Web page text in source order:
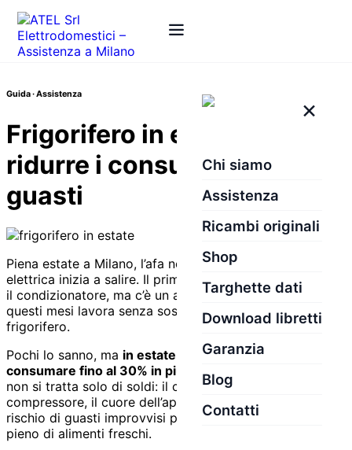
×
Chi siamo
Assistenza
Ricambi originali
Shop
Targhette dati
Download libretti
Garanzia
Blog
Contatti
Guida · Assistenza
Frigorifero in estate: come
ridurre i consumi ed evitare
guasti
Piena estate a Milano, l’afa non dà tregua e la bolletta
elettrica inizia a salire. Il primo indiziato è quasi sempre
il condizionatore, ma c’è un altro elettrodomestico che in
questi mesi lavora senza sosta, giorno e notte: il
frigorifero.
Pochi lo sanno, ma in estate il frigorifero può
consumare fino al 30% in più
rispetto ai mesi freddi. E
non si tratta solo di soldi: il caldo mette sotto stress il
compressore, il cuore dell’apparecchio, aumentando il
rischio di guasti improvvisi proprio quando il frigo è
pieno di alimenti freschi.